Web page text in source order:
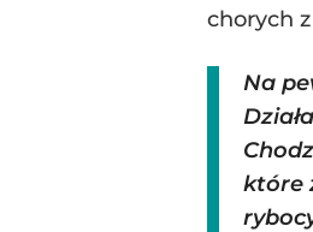
chorych
Na
które